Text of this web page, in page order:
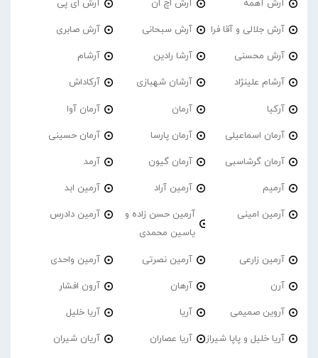
آرش آهمه آرش اچ ان آرش ای پی
آرش جلالی و آقا فرا آرش سبحانی آرش صابری
آرش محسنی آرشا رادین آرشام
آرشام علینژاد آرشان شهبازی آرکاداش
آرکیا آرمان آرمان آوا
آرمان اسماعیلی آرمان پارسا آرمان حسینی
آرمان گرشاسبی آرمان گیون آرمد
آرمیم آرمین آراد آرمین ابد
آرمین امینی
آرمین حسن زاده و
یاسین محمدی
آرمین دادرس
آرمین زارعی آرمین نصرتی آرمین واحدی
آرن آرهان آرون افشار
آروین صمیمی آریا آریا خلیل
آریا خلیل و پاپا شیراز آریا عصاران آریان شیران